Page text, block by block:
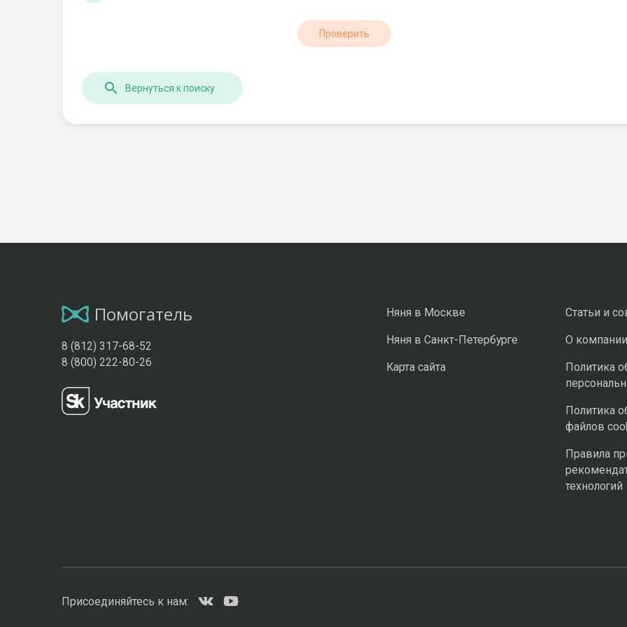
Проверить
Вернуться к поиску
Помогатель
8 (812) 317-68-52
8 (800) 222-80-26
Няня в Москве
Няня в Санкт-Петербурге
Карта сайта
Статьи и
О компании
Политика
Политика
файлов
Правила
технологий
Присоединяйтесь к нам: